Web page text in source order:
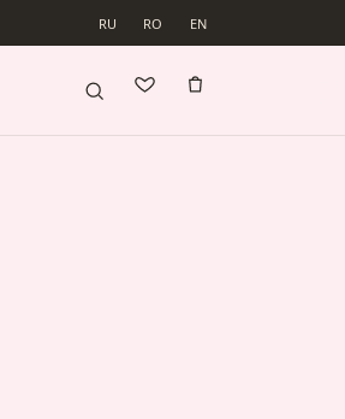
RU RO EN